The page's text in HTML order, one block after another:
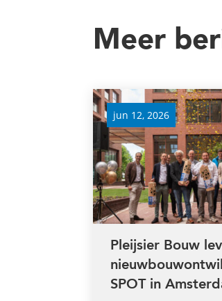
Meer
jun 12, 2026
Pleijsier Bouw
SPOT in